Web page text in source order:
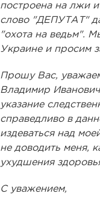
построена на лжи
слово "ДЕПУТАТ"
"охота на ведьм".
Украине и просим
Прошу Вас,
Владимир
указание
справедливо в
издеваться над
не доводить меня,
ухудшения
С уважением,